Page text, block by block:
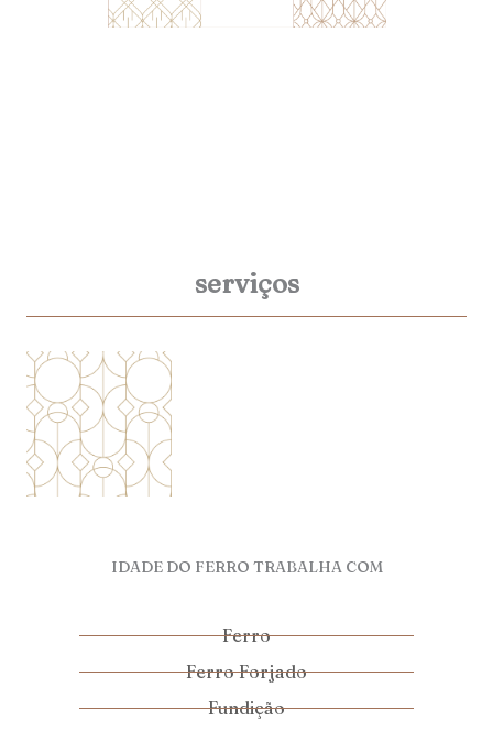
serviços
IDADE DO FERRO TRABALHA COM
Ferro
Ferro Forjado
Fundição